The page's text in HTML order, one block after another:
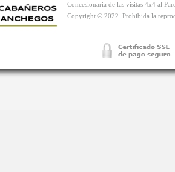
Concesionaria de las visitas 4x4 al
Copyright © 2022. Prohibida la